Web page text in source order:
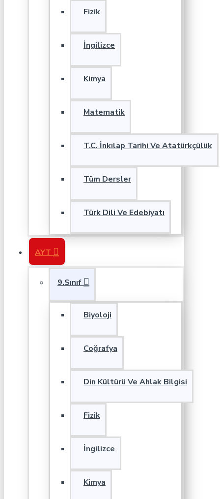
Fizik
İngilizce
Kimya
Matematik
T.C. İnkılap Tarihi Ve Atatürkçülük
Tüm Dersler
Türk Dili Ve Edebiyatı
AYT
9.Sınıf
Biyoloji
Coğrafya
Din Kültürü Ve Ahlak Bilgisi
Fizik
İngilizce
Kimya